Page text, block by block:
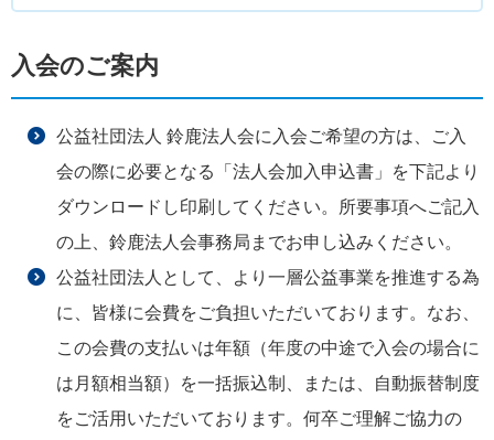
入会のご案内
公益社団法人 鈴鹿法人会に入会ご希望の方は、ご入
会の際に必要となる「法人会加入申込書」を下記より
ダウンロードし印刷してください。所要事項へご記入
の上、鈴鹿法人会事務局までお申し込みください。
公益社団法人として、より一層公益事業を推進する為
に、皆様に会費をご負担いただいております。なお、
この会費の支払いは年額（年度の中途で入会の場合に
は月額相当額）を一括振込制、または、自動振替制度
をご活用いただいております。何卒ご理解ご協力の